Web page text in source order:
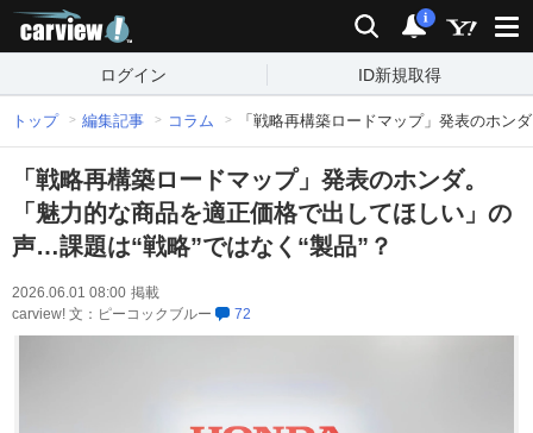
検索 通知
i
ログイン ID新規取得
トップ 編集記事 コラム 「戦略再構築ロードマップ」発表のホン
「戦略再構築ロードマップ」発表のホンダ。
「魅力的な商品を適正価格で出してほしい」の
声…課題は“戦略”ではなく“製品”？
2026.06.01 08:00 掲載
carview! 文：ピーコックブルー
72